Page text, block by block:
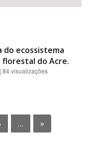
ecossistema
florestal do Acre.
| 84 visualizações
… »